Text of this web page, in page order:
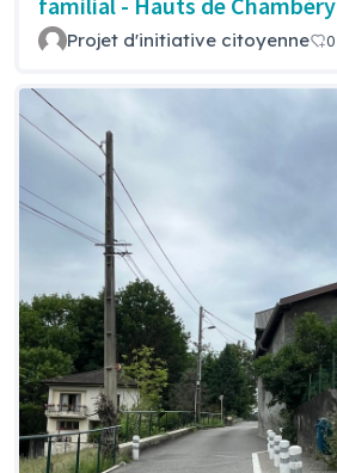
Projet d'initiative citoyenne 0